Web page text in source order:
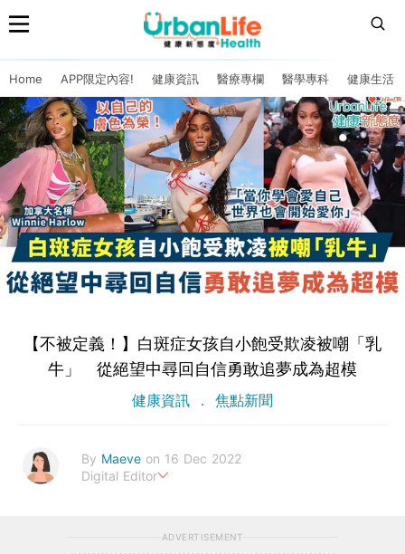
Home APP限定內容! 健康資訊 醫療專欄 醫學專科 健康生活
【不被定義！】白斑症女孩自小飽受欺凌被嘲「乳
牛」 從絕望中尋回自信勇敢追夢成為超模
健康資訊 焦點新聞
By Maeve on 16 Dec 2022
Digital Editor
ADVERTISEMENT